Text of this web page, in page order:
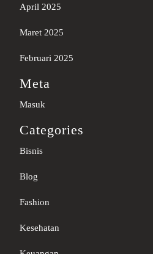
April 2025
Maret 2025
Februari 2025
Meta
Masuk
Categories
Bisnis
Blog
Fashion
Kesehatan